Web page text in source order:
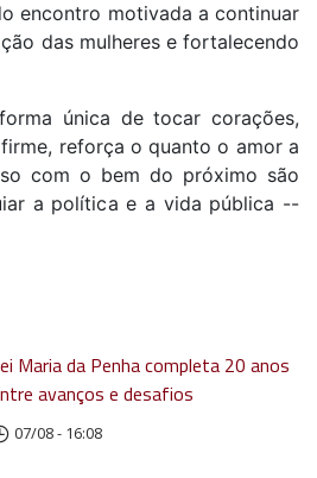
encontro motivada a continuar
das mulheres e fortalecendo
única de tocar corações,
reforça o quanto o amor a
com o bem do próximo são
a política e a vida pública --
Maria da Penha completa 20 anos
avanços e desafios
07/08 - 16:08